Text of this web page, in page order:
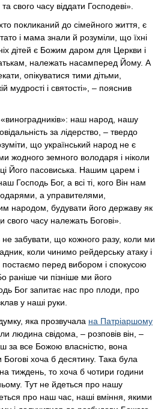
свого часу віддати Господеві».
покликаний до сімейного життя, є
і мама знали й розуміли, що їхні
дітей є Божим даром для Церкви і
належать насамперед Йому. А
опікуватися тими дітьми,
мудрості і святості», – пояснив
«виноградників»: наш народ, нашу
за лідерство, – твердо
що український народ не є
жодного земного володаря і ніколи
Його пасовиська. Нашим царем і
Господь Бог, а всі ті, кого Він нам
а управителями,
народом, будувати його державу як
свого часу належать Богові».
не забувати, що кожного разу, коли ми
коли чинимо рейдерську атаку і
перед вибором і спокусою
раніше чи пізніше ми його
Бог запитає нас про плоди, про
у наші руки.
яка прозвучала на Патріаршому
людина свідома, – розповів він, –
за все Божою власністю, вона
Богові хоча б десятину. Така була
тиждень, то хоча б чотири години
Тут не йдеться про нашу
про наш час, наші вміння, якими